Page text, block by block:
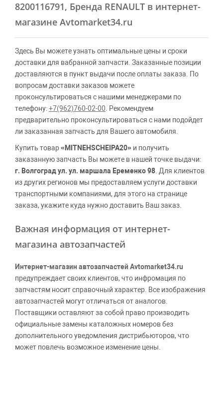
8200116791, Бренда RENAULT в интернет-
магазине Avtomarket34.ru
Здесь Вы можете узнать оптимальные цены и сроки
доставки для вабранной запчасти. Заказанные позиции
доставляются в пункт выдачи после оплаты заказа. По
вопросам доставки заказов можете
проконсультироваться с нашими менеджерами по
телефону:+7(962)760-02-00 . Рекомендуем
предварительно проконсультироваться с нами подойдет
ли заказанная запчасть для Вашего автомобиля.
Купить товар«MITNEHSCHEIPA20» и получить
заказанную запчасть Вы можете в нашей точке выдачи:
г. Волгоград ул. ул. маршала Еременко 98 . Для клиентов
из других регионов мы предоставляем услуги доставки
транспортными компаниями, для этого на странице
заказа, укажите куда нужно доставить Ваш заказ.
Важная информация от интернет-
магазина автозапчастей
Интернет-магазин автозапчастей Avtomarket34.ru
предупреждает своих клиентов, что инфромация по
запчастям носит справочный характер. Все изображения
автозапчастей могут отличаться от аналогов.
Поставщики оставляют за собой право производить
официальные замены каталожных номеров без
дополнительного уведомления дистрибьюторов, что
может повлечь возможное изменение цены.